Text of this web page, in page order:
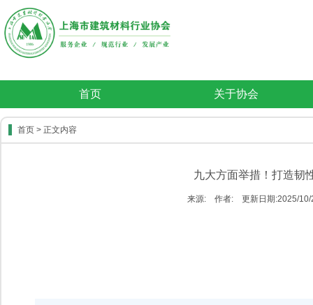
首页 关于协会
首页 > 正文内容
九大方面举措！打造韧
来源: 作者: 更新日期:2025/10/